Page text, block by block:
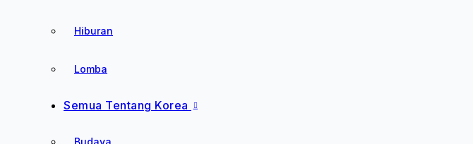
Hiburan
Lomba
Semua Tentang Korea
Budaya